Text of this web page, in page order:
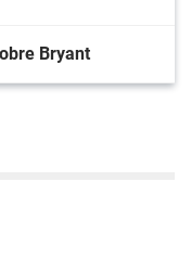
Bryant